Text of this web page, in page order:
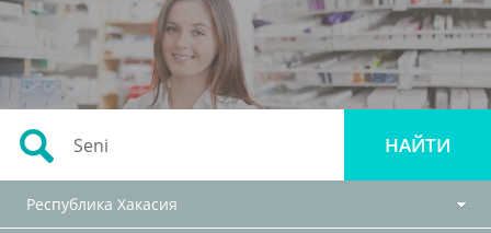
Республика Хакасия